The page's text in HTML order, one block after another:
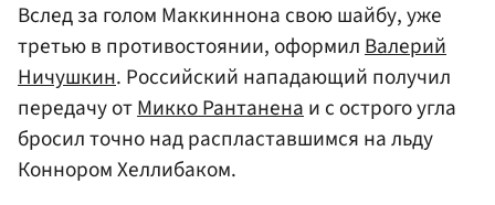
Вслед за голом Маккиннона свою шайбу, уже
третью в противостоянии, оформилВалерий
Ничушкин. Российский нападающий получил
передачу отМикко Рантаненаи с острого угла
бросил точно над распластавшимся на льду
Коннором Хеллибаком.